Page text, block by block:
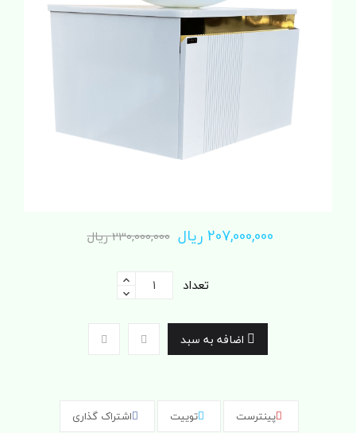
207,000,000 ریال 230,000,000 ریال
تعداد
اضافه به سبد
اشتراک گذاری توییت پینترست